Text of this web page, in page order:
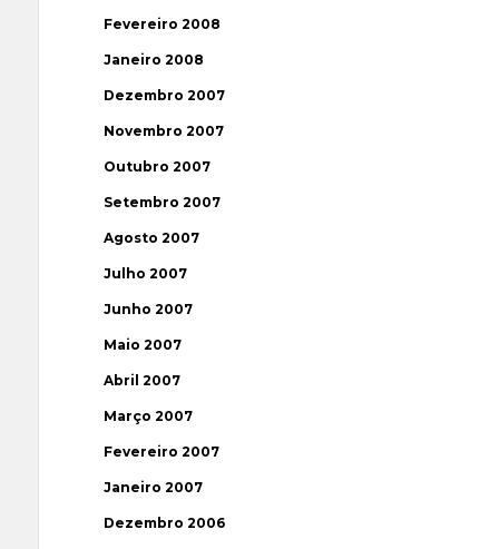
Fevereiro 2008
Janeiro 2008
Dezembro 2007
Novembro 2007
Outubro 2007
Setembro 2007
Agosto 2007
Julho 2007
Junho 2007
Maio 2007
Abril 2007
Março 2007
Fevereiro 2007
Janeiro 2007
Dezembro 2006